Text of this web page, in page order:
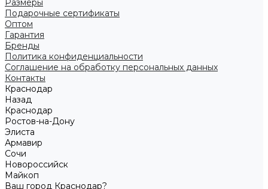
Размеры
Подарочные сертификаты
Оптом
Гарантия
Бренды
Политика конфиденциальности
Соглашение на обработку персональных данных
Контакты
Краснодар
Назад
Краснодар
Ростов-на-Дону
Элиста
Армавир
Сочи
Новороссийск
Майкоп
Ваш город Краснодар?